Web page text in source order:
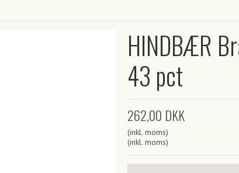
HINDBÆR
43 pct
262,00 DKK
(inkl. moms)
(inkl. moms)